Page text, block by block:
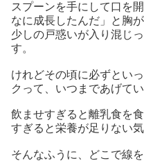
スプーンを手にして口を
なに成長したんだ」と胸
少しの戸惑いが入り混じ
す。
けれどその頃に必ずとい
クって、いつまであげて
飲ませすぎると離乳食を
すぎると栄養が足りない気
そんなふうに、どこで線